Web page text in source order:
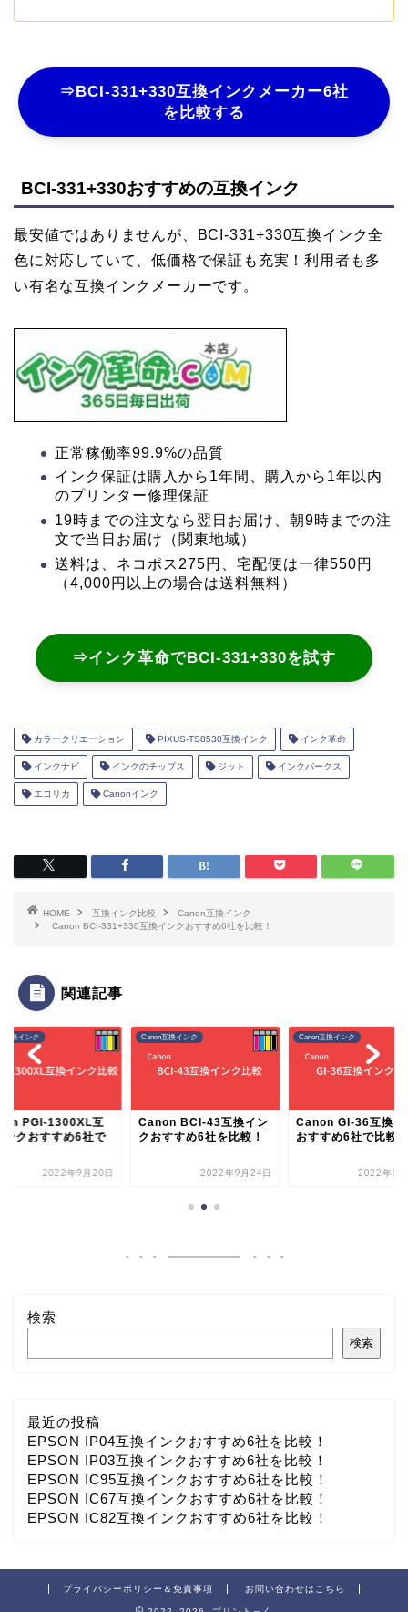
⇒BCI-331+330互換インクメーカー6社
を比較する
BCI-331+330おすすめの互換インク
最安値ではありませんが、BCI-331+330互換インク全
色に対応していて、低価格で保証も充実！利用者も多
い有名な互換インクメーカーです。
正常稼働率99.9%の品質
インク保証は購入から1年間、購入から1年以内
のプリンター修理保証
19時までの注文なら翌日お届け、朝9時までの注
文で当日お届け（関東地域）
送料は、ネコポス275円、宅配便は一律550円
（4,000円以上の場合は送料無料）
⇒インク革命でBCI-331+330を試す
カラークリエーション PIXUS-TS8530互換インク インク革命
インクナビ インクのチップス ジット インクパークス
エコリカ Canonインク
HOME 互換インク比較
Canon互換インク
Canon BCI-331+330互換インクおすすめ6社を比較！
関連記事
互換インク
PGI-1300XL互
ンクおすすめ6社で
2022年9月20日
Canon互換インク
Canon BCI-43互換イン
クおすすめ6社を比較！
2022年9月24日
Canon互換インク
Canon GI-36互換イ
おすすめ6社で比較
2022年9
検索
検索
最近の投稿
EPSON IP04互換インクおすすめ6社を比較！
EPSON IP03互換インクおすすめ6社を比較！
EPSON IC95互換インクおすすめ6社を比較！
EPSON IC67互換インクおすすめ6社を比較！
EPSON IC82互換インクおすすめ6社を比較！
プライバシーポリシー＆免責事項 お問い合わせはこちら